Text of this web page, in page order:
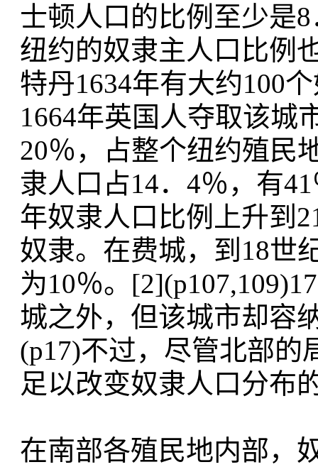
士顿人口的比例至少是
纽约的奴隶主人口比例
特丹1634年有大约100
1664年英国人夺取该城
20％，占整个纽约殖民
隶人口占14．4％，有
年奴隶人口比例上升到
奴隶。在费城，到18世
为10％。
城之外，但该城市却容
(p17)不过，尽管北部的
足以改变奴隶人口分布
在南部各殖民地内部，